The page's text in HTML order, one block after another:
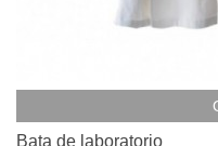
Bata de laboratorio